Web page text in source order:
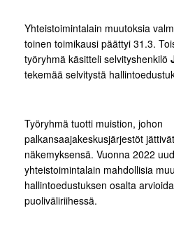
Yhteistoimintalain muutoksia
toinen toimikausi päättyi 31.3.
työryhmä käsitteli selvityshenkilö
tekemää selvitystä
Työryhmä tuotti muistion, johon
palkansaajakeskusjärjestöt
näkemyksensä. Vuonna 2022
yhteistoimintalain mahdollisia
hallintoedustuksen osalta
puoliväliriihessä.